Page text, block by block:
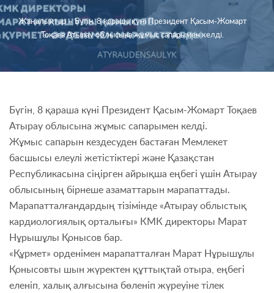
Жаңалықтар∘Бүгін, 8 қараша күні Президент Қасым-Жомарт
Тоқаев Атырау облысына жұмыс сапарымен келді.
Бүгін, 8 қараша күні Президент Қасым-Жомарт Тоқаев
Атырау облысына жұмыс сапарымен келді.
Жұмыс сапарын кездесуден бастаған Мемлекет
басшысы елеулі жетістіктері және Қазақстан
Республикасына сіңірген айрықша еңбегі үшін Атырау
облысының бірнеше азаматтарын марапаттады.
Марапатталғандардың тізімінде «Атырау облыстық
кардиологиялық орталығы» КМК директоры Марат
Нұрышұлы Қонысов бар.
«Құрмет» орденімен марапатталған Марат Нұрышұлы
Қонысовты шын жүректен құттықтай отыра, еңбегі
еленіп, халық алғысына бөленіп жүреуіне тілек